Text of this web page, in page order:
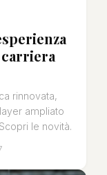
carriera
rinnovata,
ampliato
le novità.